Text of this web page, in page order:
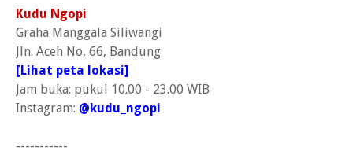
Kudu Ngopi
Graha Manggala Siliwangi
Jln. Aceh No, 66, Bandung
[Lihat peta lokasi]
Jam buka: pukul 10.00 - 23.00 WIB
Instagram: @kudu_ngopi
-----------